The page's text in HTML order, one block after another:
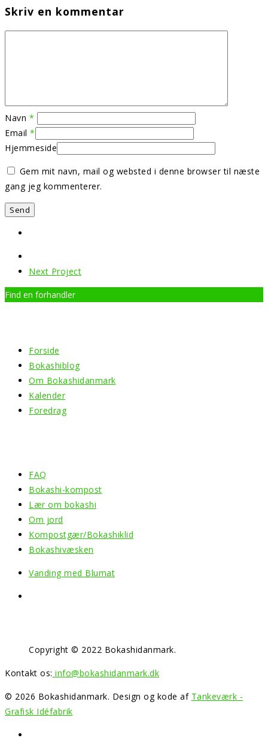
Skriv en kommentar
Navn *
Email *
Hjemmeside
Gem mit navn, mail og websted i denne browser til næste
gang jeg kommenterer.
Next Project
Find en forhandler
Forside
Bokashiblog
Om Bokashidanmark
Kalender
Foredrag
FAQ
Bokashi-kompost
Lær om bokashi
Om jord
Kompostgær/Bokashiklid
Bokashivæsken
Vanding med Blumat
Copyright © 2022 Bokashidanmark.
Kontakt os: info@bokashidanmark.dk
© 2026 Bokashidanmark. Design og kode af Tankeværk -
Grafisk Idéfabrik